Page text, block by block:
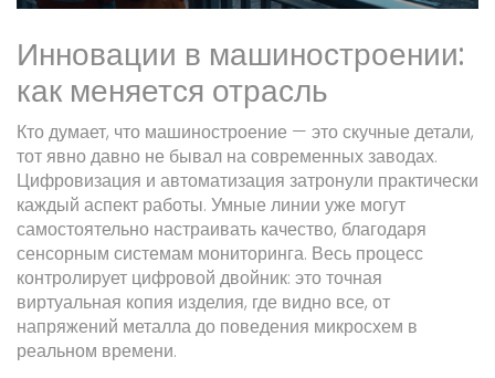
Инновации в машиностроении:
как меняется отрасль
Кто думает, что машиностроение — это скучные детали,
тот явно давно не бывал на современных заводах.
Цифровизация и автоматизация затронули практически
каждый аспект работы. Умные линии уже могут
самостоятельно настраивать качество, благодаря
сенсорным системам мониторинга. Весь процесс
контролирует цифровой двойник: это точная
виртуальная копия изделия, где видно все, от
напряжений металла до поведения микросхем в
реальном времени.